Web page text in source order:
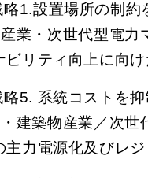
1.設置場所の制
業・次世代型電力
ビリティ向上に向
5. 系統コストを
建築物産業／次世
主力電源化及びレ